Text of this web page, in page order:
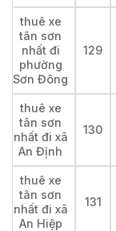
thuê xe
tân sơn
nhất đi
phường
Sơn Đông
129
thuê xe
tân sơn
nhất đi xã
An Định
130
thuê xe
tân sơn
nhất đi xã
An Hiệp
131